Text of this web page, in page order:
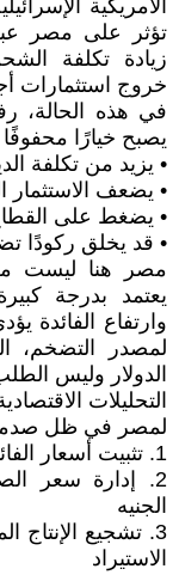
الأمريكية
تؤثر على مصر
زيادة تكلفة
خروج استثمارات
في هذه الحالة،
يصبح خيارًا محفوفًا
• يزيد من تكلفة
• يضعف الاستثمار
• يضغط على
• قد يخلق ركودًا
مصر هنا ليست
يعتمد بدرجة
وارتفاع الفائدة
لمصدر التضخم،
الدولار وليس
التحليلات
لمصر في ظل
1. تثبيت أسعار الفائدة أو تعديلها بشكل محدود جدًا
2. إدارة سعر
الجنيه
3. تشجيع الإنتاج
الاستيراد